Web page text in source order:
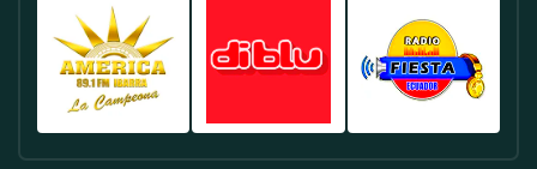
Deportes
Y
Fútbol
Quito.
Actuales
En
Música
Quito.
Canela
Ecuador
Música
Tropical
Y
Ecuador
-
Programas
Quito
Ecuador
-
Emisora
Con